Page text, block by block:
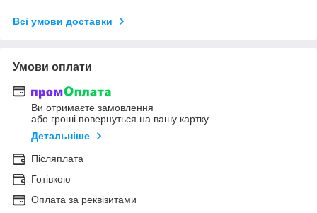
Всі умови доставки
Умови оплати
Ви отримаєте замовлення
або гроші повернуться на вашу картку
Детальніше
Післяплата
Готівкою
Оплата за реквізитами